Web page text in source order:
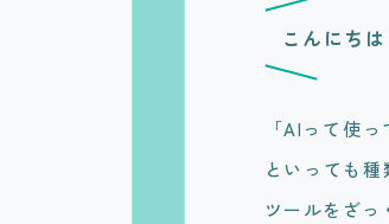
こんにちは
「AIって使
といっても
ツールをざっ